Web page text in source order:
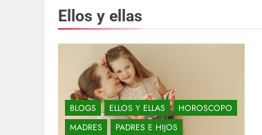
Ellos y ellas
BLOGS ELLOS Y ELLAS
HOROSCOPO
MADRES
PADRES E HIJOS